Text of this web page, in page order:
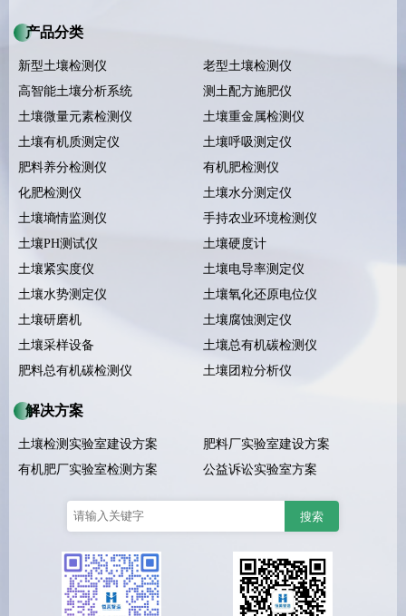
产品分类
新型土壤检测仪
老型土壤检测仪
高智能土壤分析系统
测土配方施肥仪
土壤微量元素检测仪
土壤重金属检测仪
土壤有机质测定仪
土壤呼吸测定仪
肥料养分检测仪
有机肥检测仪
化肥检测仪
土壤水分测定仪
土壤墒情监测仪
手持农业环境检测仪
土壤PH测试仪
土壤硬度计
土壤紧实度仪
土壤电导率测定仪
土壤水势测定仪
土壤氧化还原电位仪
土壤研磨机
土壤腐蚀测定仪
土壤采样设备
土壤总有机碳检测仪
肥料总有机碳检测仪
土壤团粒分析仪
解决方案
土壤检测实验室建设方案
肥料厂实验室建设方案
有机肥厂实验室检测方案
公益诉讼实验室方案